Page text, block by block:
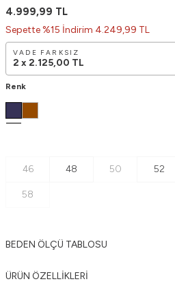
4.999,99 TL
Sepette %15 İndirim 4.249,99 TL
VADE FARKSIZ
2 x 2.125,00 TL
Renk
46 48 50 52
58
BEDEN ÖLÇÜ TABLOSU
ÜRÜN ÖZELLIKLERI